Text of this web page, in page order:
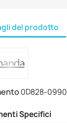
del prodotto
0D828-0990
Specifici